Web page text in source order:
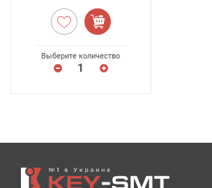
Выберите количество